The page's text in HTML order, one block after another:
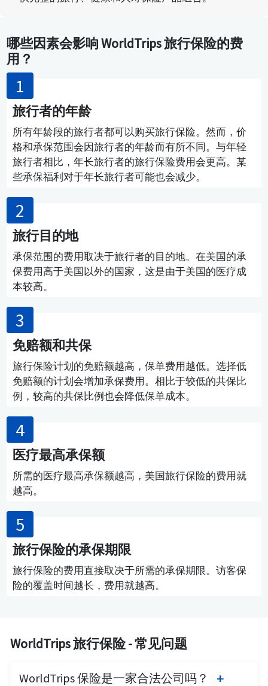
哪些因素会影响 WorldTrips 旅行保险的费
用？
旅行者的年龄
所有年龄段的旅行者都可以购买旅行保险。然而，价
格和承保范围会因旅行者的年龄而有所不同。与年轻
旅行者相比，年长旅行者的旅行保险费用会更高。某
些承保福利对于年长旅行者可能也会减少。
旅行目的地
承保范围的费用取决于旅行者的目的地。在美国的承
保费用高于美国以外的国家，这是由于美国的医疗成
本较高。
免赔额和共保
旅行保险计划的免赔额越高，保单费用越低。选择低
免赔额的计划会增加承保费用。相比于较低的共保比
例，较高的共保比例也会降低保单成本。
医疗最高承保额
所需的医疗最高承保额越高，美国旅行保险的费用就
越高。
旅行保险的承保期限
旅行保险的费用直接取决于所需的承保期限。访客保
险的覆盖时间越长，费用就越高。
WorldTrips 旅行保险 - 常见问题
WorldTrips 保险是一家合法公司吗？